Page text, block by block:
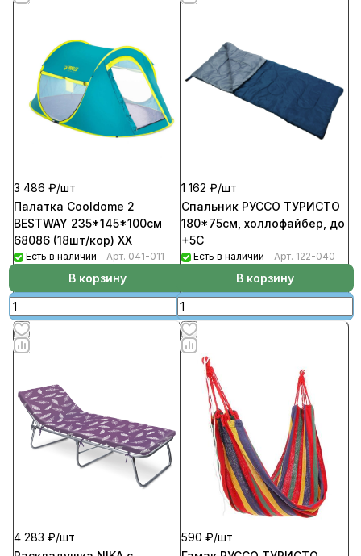
3 486 ₽/шт
Палатка Cooldome 2
BESTWAY 235*145*100см
68086 (18шт/кор) ХХ
Есть в наличии Арт. 041-011
В корзину
1 162 ₽/шт
Спальник РУССО ТУРИСТО
180*75см, холлофайбер, до
+5С
Есть в наличии Арт. 122-040
В корзину
4 283 ₽/шт
590 ₽/шт